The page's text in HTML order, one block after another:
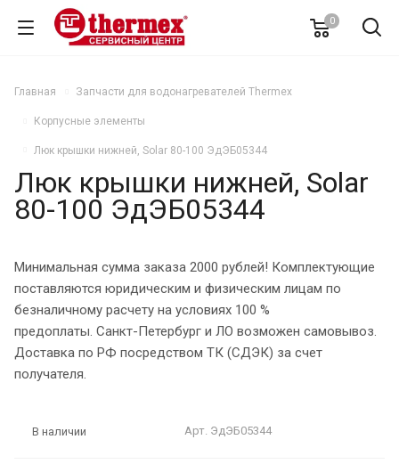
0
Главная Запчасти для водонагревателей Thermex
Корпусные элементы
Люк крышки нижней, Solar 80-100 ЭдЭБ05344
Люк крышки нижней, Solar
80-100 ЭдЭБ05344
Минимальная сумма заказа 2000 рублей! Комплектующие
поставляются юридическим и физическим лицам по
безналичному расчету на условиях 100 %
предоплаты. Санкт-Петербург и ЛО возможен самовывоз.
Доставка по РФ посредством ТК (СДЭК) за счет
получателя.
В наличии Арт. ЭдЭБ05344